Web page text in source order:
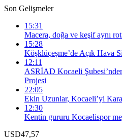
Son Gelişmeler
15:31
Macera, doğa ve keşif aynı
15:28
Köşklüçeşme’de Açık Hava
12:11
ASRİAD Kocaeli
Projesi
22:05
Ekin Uzunlar, Kocaeli’yi
12:30
Kentin gururu Kocaelispor
USD47,57